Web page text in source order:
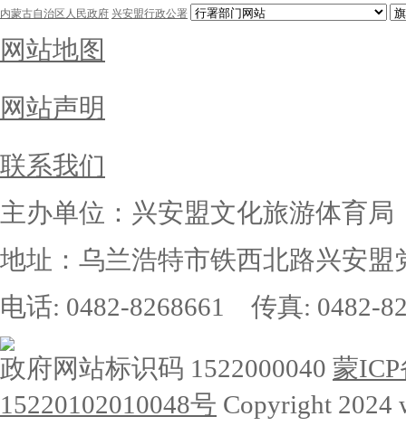
内蒙古自治区人民政府 兴安盟行政公署
网站地图
网站声明
联系我们
主办单位：兴安盟文化旅游体育局
地址：乌兰浩特市铁西北路兴安盟
电话: 0482-8268661 传真: 0482-
政府网站标识码 1522000040 蒙ICP
15220102010048号 Copyright 2024